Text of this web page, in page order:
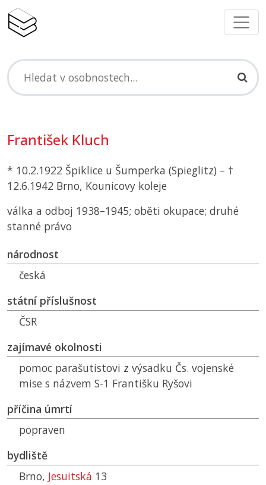
František Kluch
* 10.2.1922 Špiklice u Šumperka (Spieglitz) – †
12.6.1942 Brno, Kounicovy koleje
válka a odboj 1938–1945; oběti okupace; druhé
stanné právo
národnost
česká
státní příslušnost
ČSR
zajímavé okolnosti
pomoc parašutistovi z výsadku Čs. vojenské
mise s názvem S-1 Františku Ryšovi
příčina úmrtí
popraven
bydliště
Brno, Jesuitská 13